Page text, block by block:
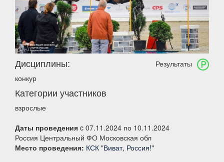
Результаты
Дисциплины:
конкур
Категории участников
взрослые
Даты проведения c 07.11.2024 по 10.11.2024
Россия Центральный ФО Московская обл
Место проведения: КСК "Виват, Россия!"